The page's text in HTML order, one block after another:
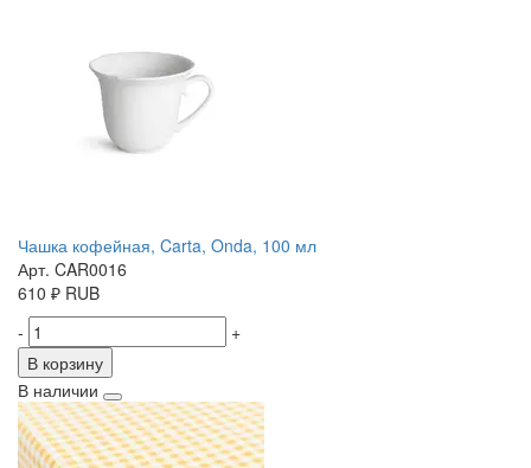
Чашка кофейная, Carta, Onda, 100 мл
Арт. CAR0016
610 ₽ RUB
-
+
В корзину
В наличии